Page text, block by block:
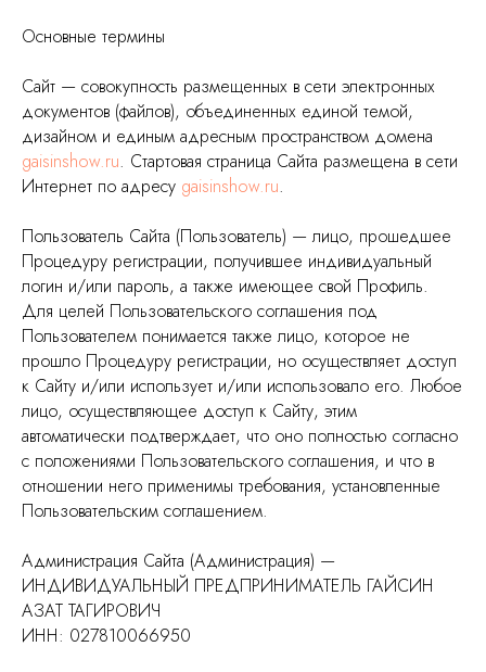
Основные термины
Сайт — совокупность размещенных в сети электронных
документов (файлов), объединенных единой темой,
дизайном и единым адресным пространством домена
gaisinshow.ru. Стартовая страница Сайта размещена в сети
Интернет по адресу gaisinshow.ru.
Пользователь Сайта (Пользователь) — лицо, прошедшее
Процедуру регистрации, получившее индивидуальный
логин и/или пароль, а также имеющее свой Профиль.
Для целей Пользовательского соглашения под
Пользователем понимается также лицо, которое не
прошло Процедуру регистрации, но осуществляет доступ
к Сайту и/или использует и/или использовало его. Любое
лицо, осуществляющее доступ к Сайту, этим
автоматически подтверждает, что оно полностью согласно
с положениями Пользовательского соглашения, и что в
отношении него применимы требования, установленные
Пользовательским соглашением.
Администрация Сайта (Администрация) —
ИНДИВИДУАЛЬНЫЙ ПРЕДПРИНИМАТЕЛЬ ГАЙСИН
АЗАТ ТАГИРОВИЧ
ИНН: 027810066950